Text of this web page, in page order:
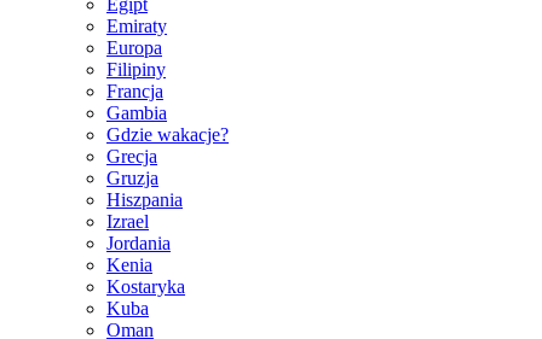
Emiraty
Europa
Filipiny
Francja
Gambia
Gdzie wakacje?
Grecja
Gruzja
Hiszpania
Izrael
Jordania
Kenia
Kostaryka
Kuba
Oman